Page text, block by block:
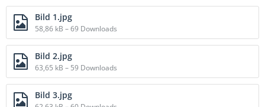
Bild 1.jpg
58,86 kB – 69 Downloads
Bild 2.jpg
63,65 kB – 59 Downloads
Bild 3.jpg